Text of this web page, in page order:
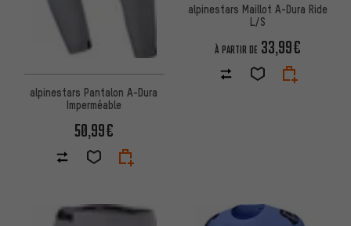
alpinestars Pantalon A-Dura
Imperméable
50,99€
alpinestars Maillot A-Dura Ride
L/S
À PARTIR DE 33,99€